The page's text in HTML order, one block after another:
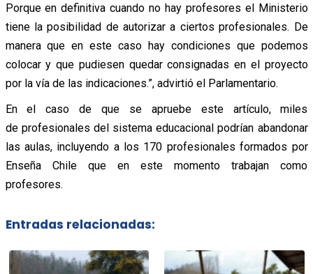
Porque en definitiva cuando no hay profesores el Ministerio
tiene la posibilidad de autorizar a ciertos profesionales. De
manera que en este caso hay condiciones que podemos
colocar y que pudiesen quedar consignadas en el proyecto
por la vía de las indicaciones.”, advirtió el Parlamentario.
En el caso de que se apruebe este artículo, miles
de profesionales del sistema educacional podrían abandonar
las aulas, incluyendo a los 170 profesionales formados por
Enseña Chile que en este momento trabajan como
profesores.
Entradas relacionadas: